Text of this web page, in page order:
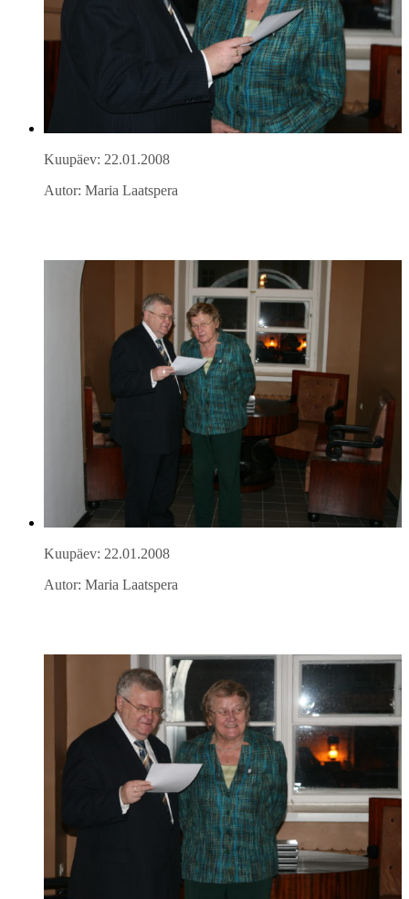
Kuupäev: 22.01.2008
Autor: Maria Laatspera
Kuupäev: 22.01.2008
Autor: Maria Laatspera